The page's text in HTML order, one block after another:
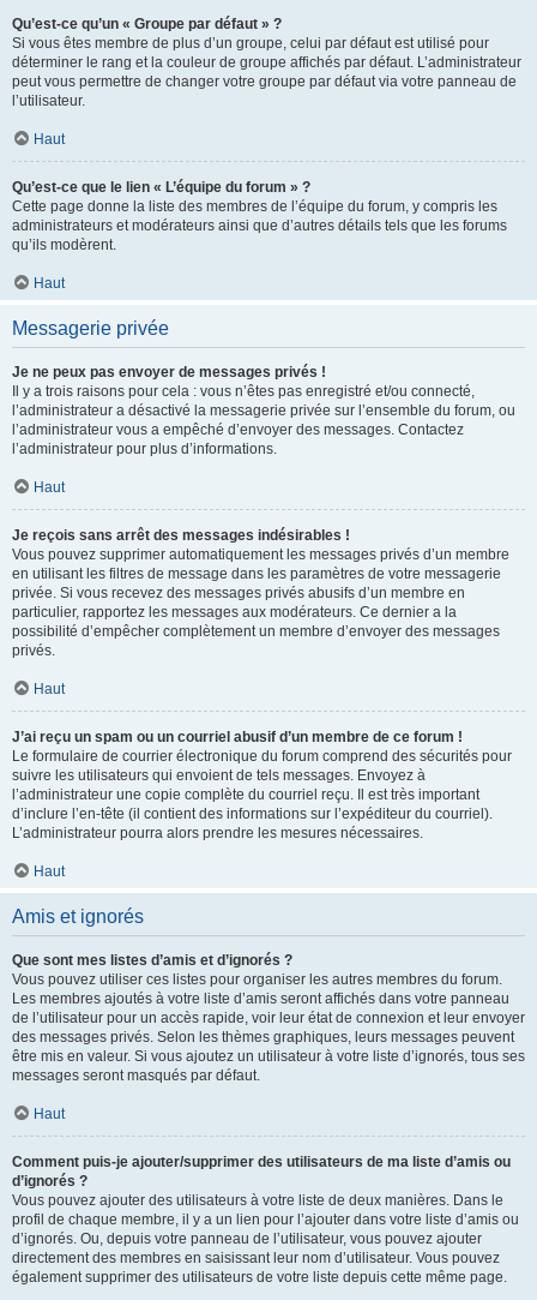
Qu’est-ce qu’un « Groupe par défaut » ?
Si vous êtes membre de plus d’un groupe, celui par défaut est utilisé pour
déterminer le rang et la couleur de groupe affichés par défaut. L’administrateur
peut vous permettre de changer votre groupe par défaut via votre panneau de
l’utilisateur.
Haut
Qu’est-ce que le lien « L’équipe du forum » ?
Cette page donne la liste des membres de l’équipe du forum, y compris les
administrateurs et modérateurs ainsi que d’autres détails tels que les forums
qu’ils modèrent.
Haut
Messagerie privée
Je ne peux pas envoyer de messages privés !
Il y a trois raisons pour cela : vous n’êtes pas enregistré et/ou connecté,
l’administrateur a désactivé la messagerie privée sur l’ensemble du forum, ou
l’administrateur vous a empêché d’envoyer des messages. Contactez
l’administrateur pour plus d’informations.
Haut
Je reçois sans arrêt des messages indésirables !
Vous pouvez supprimer automatiquement les messages privés d’un membre
en utilisant les filtres de message dans les paramètres de votre messagerie
privée. Si vous recevez des messages privés abusifs d’un membre en
particulier, rapportez les messages aux modérateurs. Ce dernier a la
possibilité d’empêcher complètement un membre d’envoyer des messages
privés.
Haut
J’ai reçu un spam ou un courriel abusif d’un membre de ce forum !
Le formulaire de courrier électronique du forum comprend des sécurités pour
suivre les utilisateurs qui envoient de tels messages. Envoyez à
l’administrateur une copie complète du courriel reçu. Il est très important
d’inclure l’en-tête (il contient des informations sur l’expéditeur du courriel).
L’administrateur pourra alors prendre les mesures nécessaires.
Haut
Amis et ignorés
Que sont mes listes d’amis et d’ignorés ?
Vous pouvez utiliser ces listes pour organiser les autres membres du forum.
Les membres ajoutés à votre liste d’amis seront affichés dans votre panneau
de l’utilisateur pour un accès rapide, voir leur état de connexion et leur envoyer
des messages privés. Selon les thèmes graphiques, leurs messages peuvent
être mis en valeur. Si vous ajoutez un utilisateur à votre liste d’ignorés, tous ses
messages seront masqués par défaut.
Haut
Comment puis-je ajouter/supprimer des utilisateurs de ma liste d’amis ou
d’ignorés ?
Vous pouvez ajouter des utilisateurs à votre liste de deux manières. Dans le
profil de chaque membre, il y a un lien pour l’ajouter dans votre liste d’amis ou
d’ignorés. Ou, depuis votre panneau de l’utilisateur, vous pouvez ajouter
directement des membres en saisissant leur nom d’utilisateur. Vous pouvez
également supprimer des utilisateurs de votre liste depuis cette même page.